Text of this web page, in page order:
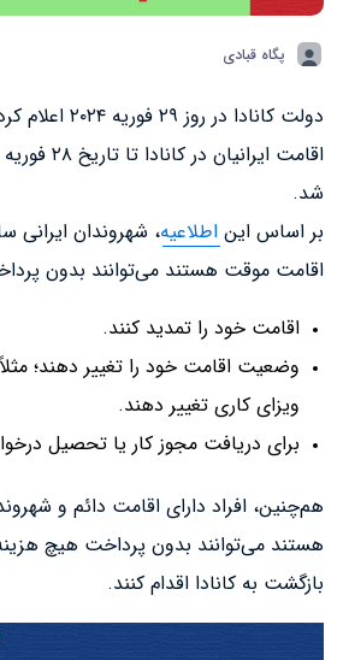
پگاه قبادی
دولت کانادا در
شد.
بر اساس این اطلاعیه، شهروندان ایرانی
اقامت موقت هستند می‌توانند بدون
اقامت خود را تمدید کنند.
وضعیت اقامت خود را تغییر دهند؛
ویزای کاری تغییر دهند.
برای دریافت مجوز کار یا تحصیل
هم‌چنین، افراد دارای اقامت دائم و
هستند می‌توانند بدون پرداخت هیچ
بازگشت به کانادا اقدام کنند.